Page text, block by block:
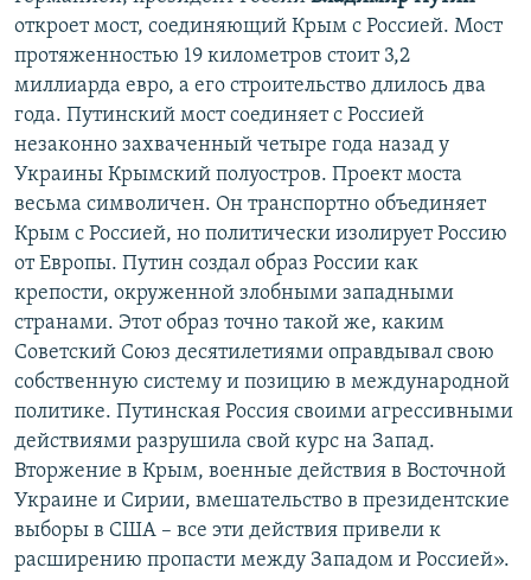
откроет мост, соединяющий Крым с Россией. Мост
протяженностью 19 километров стоит 3,2
миллиарда евро, а его строительство длилось два
года. Путинский мост соединяет с Россией
незаконно захваченный четыре года назад у
Украины Крымский полуостров. Проект моста
весьма символичен. Он транспортно объединяет
Крым с Россией, но политически изолирует Россию
от Европы. Путин создал образ России как
крепости, окруженной злобными западными
странами. Этот образ точно такой же, каким
Советский Союз десятилетиями оправдывал свою
собственную систему и позицию в международной
политике. Путинская Россия своими агрессивными
действиями разрушила свой курс на Запад.
Вторжение в Крым, военные действия в Восточной
Украине и Сирии, вмешательство в президентские
выборы в США – все эти действия привели к
расширению пропасти между Западом и Россией».